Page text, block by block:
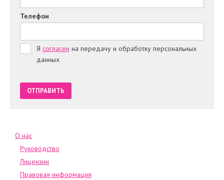
О нас
Руководство
Лицензии
Правовая информация
Телефон
Я согласен на передачу и обработку персональных
данных